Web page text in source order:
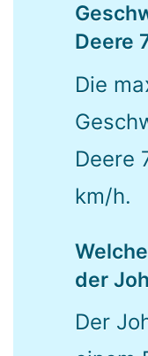
Deere
Die
Deere
km/h.
der
Der